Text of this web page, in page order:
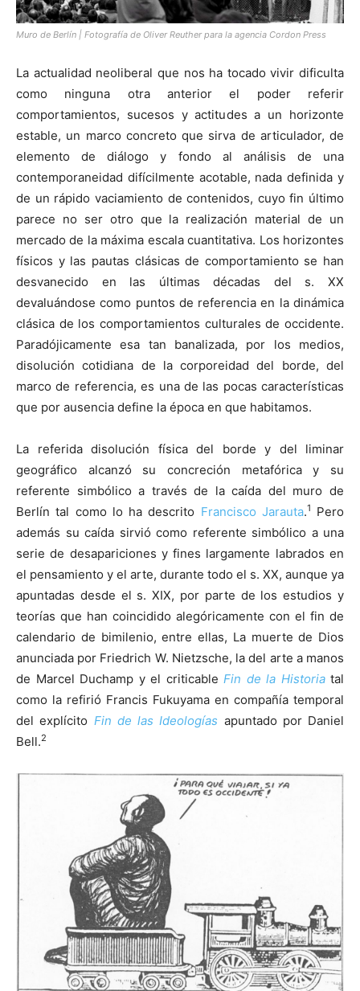
Muro de Berlín | Fotografía de Oliver Reuther para la agencia Cordon Press
La actualidad neoliberal que nos ha tocado vivir dificulta
como ninguna otra anterior el poder referir
comportamientos, sucesos y actitudes a un horizonte
estable, un marco concreto que sirva de articulador, de
elemento de diálogo y fondo al análisis de una
contemporaneidad difícilmente acotable, nada definida y
de un rápido vaciamiento de contenidos, cuyo fin último
parece no ser otro que la realización material de un
mercado de la máxima escala cuantitativa. Los horizontes
físicos y las pautas clásicas de comportamiento se han
desvanecido en las últimas décadas del s. XX
devaluándose como puntos de referencia en la dinámica
clásica de los comportamientos culturales de occidente.
Paradójicamente esa tan banalizada, por los medios,
disolución cotidiana de la corporeidad del borde, del
marco de referencia, es una de las pocas características
que por ausencia define la época en que habitamos.
La referida disolución física del borde y del liminar
geográfico alcanzó su concreción metafórica y su
referente simbólico a través de la caída del muro de
Berlín tal como lo ha descrito Francisco Jarauta.1
Pero
además su caída sirvió como referente simbólico a una
serie de desapariciones y fines largamente labrados en
el pensamiento y el arte, durante todo el s. XX, aunque ya
apuntadas desde el s. XIX, por parte de los estudios y
teorías que han coincidido alegóricamente con el fin de
calendario de bimilenio, entre ellas, La muerte de Dios
anunciada por Friedrich W. Nietzsche, la del arte a manos
de Marcel Duchamp y el criticable Fin de la Historiatal
como la refirió Francis Fukuyama en compañía temporal
del explícito Fin de las Ideologías apuntado por Daniel
Bell.2